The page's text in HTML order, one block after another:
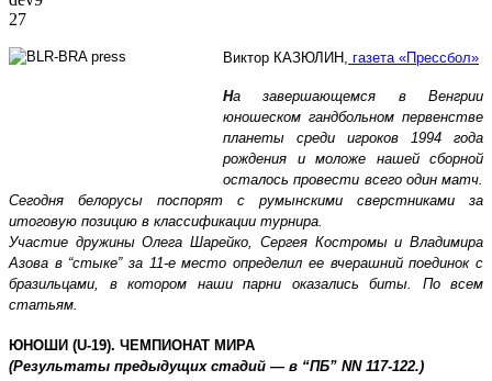
27
Виктор КАЗЮЛИН, газета «Прессбол»
На завершающемся в Венгрии
юношеском гандбольном первенстве
планеты среди игроков 1994 года
рождения и моложе нашей сборной
осталось провести всего один матч.
Сегодня белорусы поспорят с румынскими сверстниками за
итоговую позицию в классификации турнира.
Участие дружины Олега Шарейко, Сергея Костромы и Владимира
Азова в “стыке” за 11-е место определил ее вчерашний поединок с
бразильцами, в котором наши парни оказались биты. По всем
статьям.
ЮНОШИ (U-19). ЧЕМПИОНАТ МИРА
(Результаты предыдущих стадий — в “ПБ” NN 117-122.)